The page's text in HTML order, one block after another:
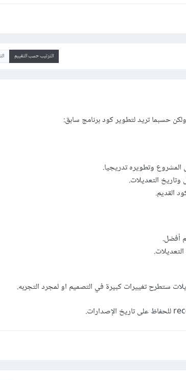
الترتيب حسب التقييم
حسبما تريد لتطوير كود برنامج سابق:
المشروع وتطويره تدريجيا.
وتاريخ التعديلات.
القديم.
أفضل.
ستطرح تغييرات كبيرة في التصميم او لمجرد التجربه.